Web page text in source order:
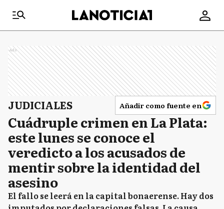
Ads
JUDICIALES Añadir como fuente en
Cuádruple crimen en La Plata:
este lunes se conoce el
veredicto a los acusados de
mentir sobre la identidad del
asesino
El fallo se leerá en la capital bonaerense. Hay dos